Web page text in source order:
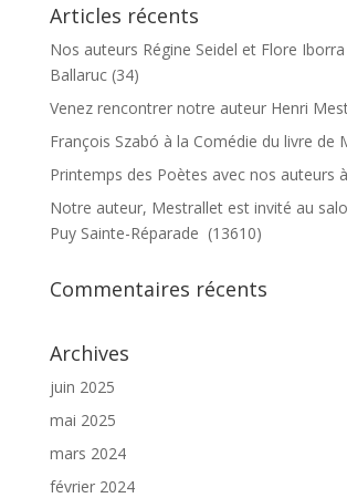
Articles récents
Nos auteurs Régine Seidel et Flore
Ballaruc (34)
Venez rencontrer notre auteur Henri
François Szabó à la Comédie du livre de
Printemps des Poètes avec nos auteurs
Notre auteur, Mestrallet est invité au
Puy Sainte-Réparade (13610)
Commentaires récents
Archives
juin 2025
mai 2025
mars 2024
février 2024